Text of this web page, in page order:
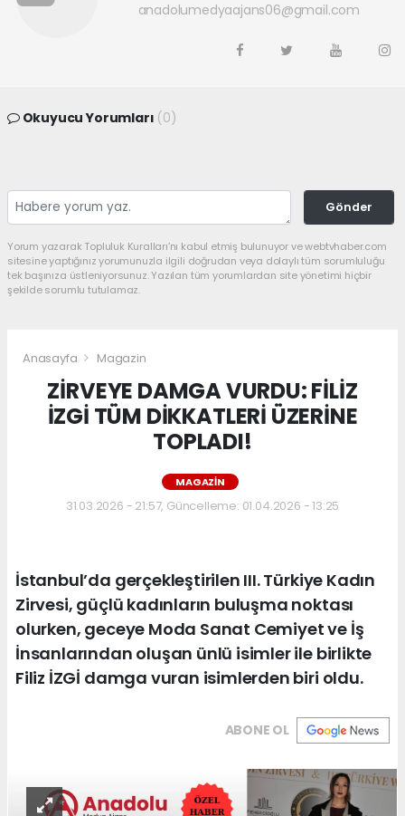
anadolumedyaajans06@gmail.com
Okuyucu Yorumları (0)
Gönder
Yorum yazarak Topluluk Kuralları’nı kabul etmiş bulunuyor ve webtvhaber.com
sitesine yaptığınız yorumunuzla ilgili doğrudan veya dolaylı tüm sorumluluğu
tek başınıza üstleniyorsunuz. Yazılan tüm yorumlardan site yönetimi hiçbir
şekilde sorumlu tutulamaz.
Anasayfa Magazin
ZİRVEYE DAMGA VURDU: FİLİZ
İZGİ TÜM DİKKATLERİ ÜZERİNE
TOPLADI!
MAGAZIN
31.03.2026 - 21:57, Güncelleme: 01.04.2026 - 13:25
İstanbul’da gerçekleştirilen III. Türkiye Kadın
Zirvesi, güçlü kadınların buluşma noktası
olurken, geceye Moda Sanat Cemiyet ve İş
İnsanlarından oluşan ünlü isimler ile birlikte
Filiz İZGİ damga vuran isimlerden biri oldu.
ABONE OL